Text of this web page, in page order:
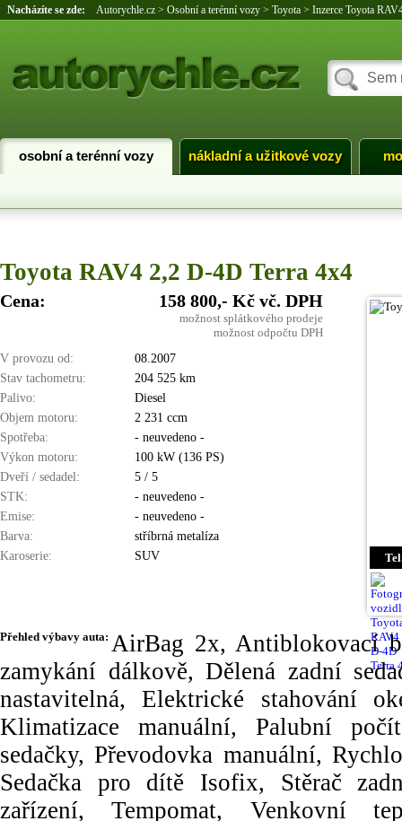
Nacházíte se zde: Autorychle.cz > Osobní a terénní vozy > Toyota > Inzerce Toyota
osobní a terénní vozy nákladní a užitkové vozy
Toyota RAV4 2,2 D-4D Terra 4x4
Cena: 158 800,- Kč vč. DPH
možnost splátkového prodeje
možnost odpočtu DPH
V provozu od:
08.2007
Stav tachometru:
204 525 km
Palivo:
Diesel
Objem motoru:
2 231 ccm
Spotřeba:
- neuvedeno -
Výkon motoru:
100 kW (136 PS)
Dveří / sedadel:
5 / 5
STK:
- neuvedeno -
Emise:
- neuvedeno -
Barva:
stříbrná metalíza
Karoserie:
SUV
Přehled výbavy auta: AirBag 2x, Antiblokovací
zamykání dálkově, Dělená zadní
nastavitelná, Elektrické stahování
Klimatizace manuální, Palubní
sedačky, Převodovka manuální,
Sedačka pro dítě Isofix, Stěrač
zařízení, Tempomat, Venkovní